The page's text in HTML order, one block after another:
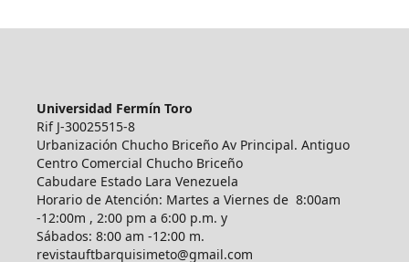
Universidad Fermín Toro
Rif J-30025515-8
Urbanización Chucho Briceño Av Principal. Antiguo
Centro Comercial Chucho Briceño
Cabudare Estado Lara Venezuela
Horario de Atención: Martes a Viernes de 8:00am
-12:00m , 2:00 pm a 6:00 p.m. y
Sábados: 8:00 am -12:00 m.
revistauftbarquisimeto@gmail.com